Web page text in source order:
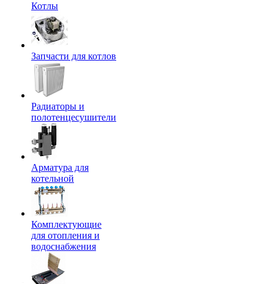
Котлы
Запчасти для котлов
Радиаторы и
полотенцесушители
Арматура для
котельной
Комплектующие
для отопления и
водоснабжения